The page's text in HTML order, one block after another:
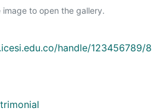
image to open the gallery.
handle/123456789/8